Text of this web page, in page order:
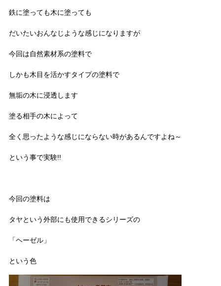
鉄に塗っても木に塗っても
だいたいおんなじような感じになりますが
今回は自然素材系の塗料で
しかも木目を活かすタイプの塗料で
無垢の木に浸透します
塗る相手の木によって
全く思ったような感じにならない時があるんですよね～
という事で実験!!
今回の塗料は
タヤという外部にも使用できるシリーズの
「ヘーゼル」
という色